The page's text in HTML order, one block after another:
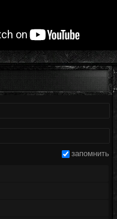
запомнить